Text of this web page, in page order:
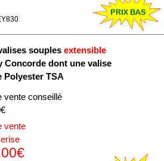
de personnaliser le contenu
des fonctionnalités relatives aux
des informations sur l'utilisation de
de médias sociaux, de
peuvent combiner celles-ci
que vous leur avez fournies
lors de votre utilisation de leurs
souples extensible
Concorde dont une valise
Polyester TSA
vente conseillé
vente